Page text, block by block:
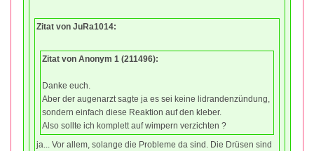
Zitat von JuRa1014:
Zitat von Anonym 1 (211496):
Danke euch.
Aber der augenarzt sagte ja es sei keine lidrandenzündung,
sondern einfach diese Reaktion auf den kleber.
Also sollte ich komplett auf wimpern verzichten ?
ja... Vor allem, solange die Probleme da sind. Die Drüsen sind